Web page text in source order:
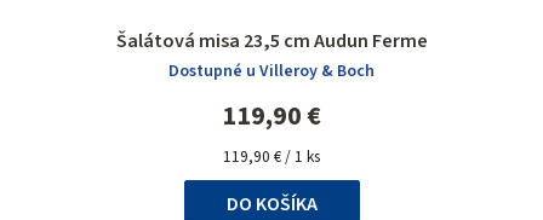
Šalátová misa 23,5 cm Audun Ferme
Dostupné u Villeroy & Boch
119,90 €
Jednotková
cena:
119,90 € / 1 ks
DO KOŠÍKA